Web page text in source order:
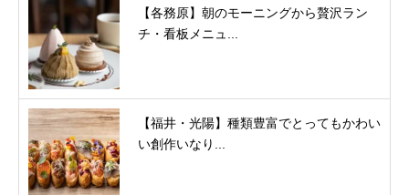
【各務原】朝のモーニングから贅沢ラン
チ・看板メニュ...
【福井・光陽】種類豊富でとってもかわい
い創作いなり...